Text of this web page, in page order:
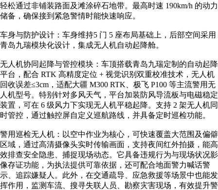
轻松通过非铺装路面及滩涂碎石地带。最高时速 190km/h 的动力
储备，确保接到紧急警情时能快速响应。
车身与防护设计：车身维持5 门 5 座布局基础上，后部空间采用
青岛九瑞模块化设计，集成无人机自动起降舱。
无人机协同起降与管控模块：车顶搭载青岛九瑞定制的自动起降
平台，配合 RTK 高精度定位 + 视觉识别双重校准技术，无人机
回收误差≤3cm，适配大疆 M300 RTK、极飞 P100 等主流警用无
人机型号。特别针对多风天气，平台加装防风导流板与电磁稳定
装置，可在 6 级风力下实现无人机平稳起降。支持 2 架无人机同
时管控，通过触控屏自定义巡航路线，并具备定时巡检功能。
警用巡检无人机：以空中作业为核心，可快速覆盖大范围及偏僻
区域，通过高清摄像头实时传输画面，支持夜间红外拍摄，能高
效排查安全隐患、捕捉现场动态。它具备违规行为与现场状况影
像存证功能，为执法提供可靠依据，还可配合地面警力喊话警
示、追踪嫌疑人。此外，在交通疏导、应急救援等场景中也能发
挥作用，监测车流、搜寻失联人员、勘察灾害现场，有效提升警